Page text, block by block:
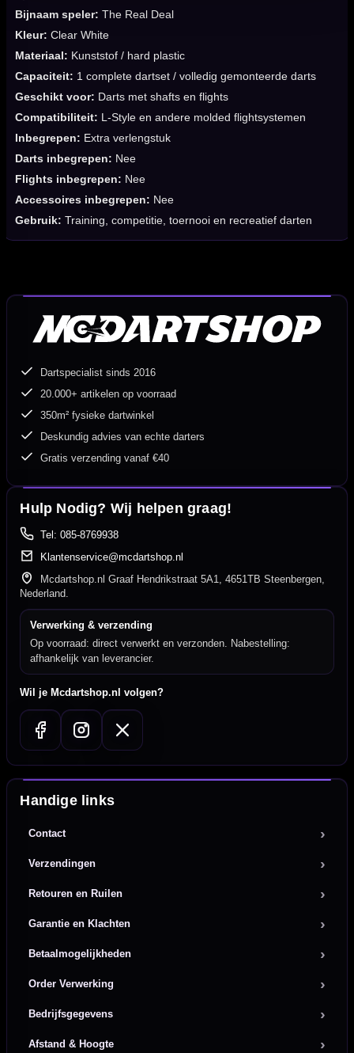
Bijnaam speler: The Real Deal
Kleur: Clear White
Materiaal: Kunststof / hard plastic
Capaciteit: 1 complete dartset / volledig gemonteerde darts
Geschikt voor: Darts met shafts en flights
Compatibiliteit: L-Style en andere molded flightsystemen
Inbegrepen: Extra verlengstuk
Darts inbegrepen: Nee
Flights inbegrepen: Nee
Accessoires inbegrepen: Nee
Gebruik: Training, competitie, toernooi en recreatief darten
Dartspecialist sinds 2016
20.000+ artikelen op voorraad
350m² fysieke dartwinkel
Deskundig advies van echte darters
Gratis verzending vanaf €40
Hulp Nodig? Wij helpen graag!
Tel: 085-8769938
Klantenservice@mcdartshop.nl
Mcdartshop.nl Graaf Hendrikstraat 5A1, 4651TB Steenbergen,
Nederland.
Verwerking & verzending
Op voorraad: direct verwerkt en verzonden. Nabestelling:
afhankelijk van leverancier.
Wil je Mcdartshop.nl volgen?
Handige links
Contact
Verzendingen
Retouren en Ruilen
Garantie en Klachten
Betaalmogelijkheden
Order Verwerking
Bedrijfsgegevens
Afstand & Hoogte